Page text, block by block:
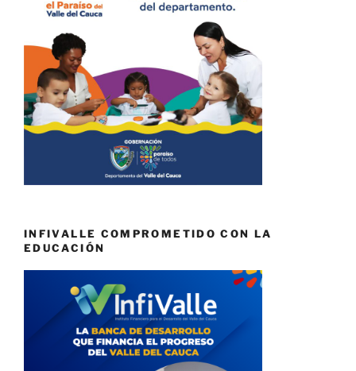
INFIVALLE COMPROMETIDO CON LA
EDUCACIÓN